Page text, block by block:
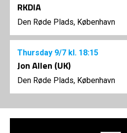
RKDIA
Den Røde Plads, København
Thursday 9/7 kl. 18:15
Jon Allen (UK)
Den Røde Plads, København